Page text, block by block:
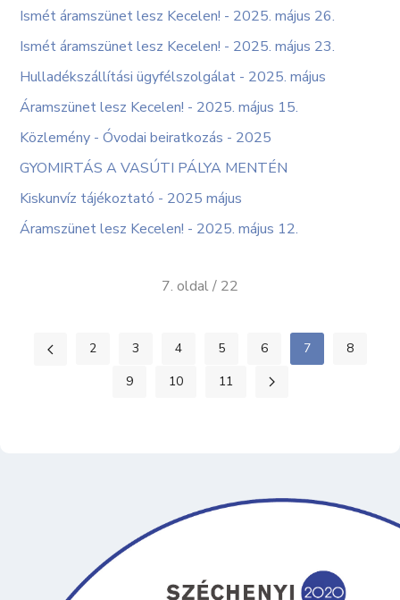
Ismét áramszünet lesz Kecelen! - 2025. május 26.
Ismét áramszünet lesz Kecelen! - 2025. május 23.
Hulladékszállítási ügyfélszolgálat - 2025. május
Áramszünet lesz Kecelen! - 2025. május 15.
Közlemény - Óvodai beiratkozás - 2025
GYOMIRTÁS A VASÚTI PÁLYA MENTÉN
Kiskunvíz tájékoztató - 2025 május
Áramszünet lesz Kecelen! - 2025. május 12.
7. oldal / 22
2 3 4 5 6 7
8
9
10 11